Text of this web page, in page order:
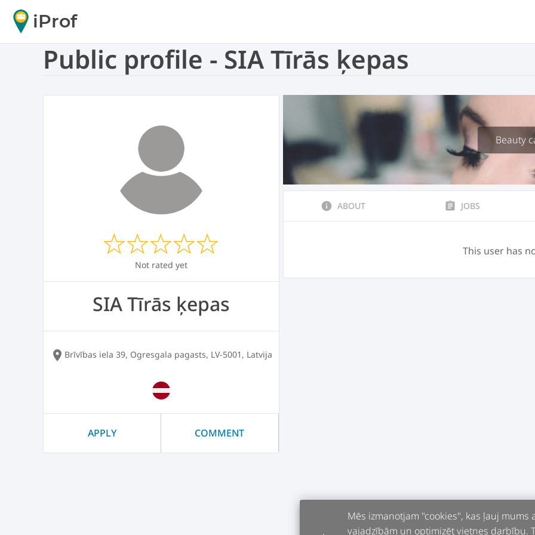
iProf
Public profile - SIA Tīrās ķepas
Not rated yet
SIA Tīrās ķepas
location_on Brīvības iela 39, Ogresgala pagasts, LV-5001, Latvija
APPLY COMMENT
Beauty
info ABOUT assignment JOBS
This user has
Mēs izmanotjam "cookies", kas ļauj
vajadzībām un optimizēt vietnes darbību.